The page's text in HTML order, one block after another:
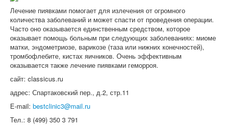
Лечение пиявками помогает для излечения от огромного
количества заболеваний и может спасти от проведения операции.
Часто оно оказывается единственным средством, которое
оказывает помощь больным при следующих заболеваниях: миоме
матки, эндометриозе, варикозе (таза или нижних конечностей),
тромбофлебите, кистах яичников. Очень эффективным
оказывается также лечение пиявками геморроя.
сайт: classicus.ru
адрес: Спартаковский пер., д.2, стр.11
E-mail: bestclinic3@mail.ru
Тел.: 8 (499) 350 3 791